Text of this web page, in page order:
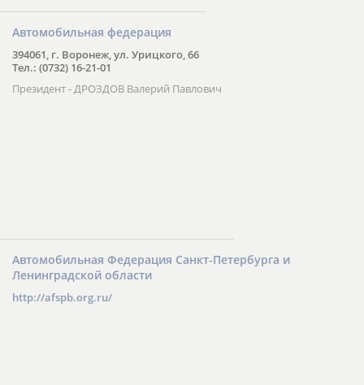
Автомобильная федерация
394061, г. Воронеж, ул. Урицкого, 66
Тел.: (0732) 16-21-01
Президент - ДРОЗДОВ Валерий Павлович
Автомобильная Федерация Санкт-Петербурга и
Ленинградской области
http://afspb.org.ru/